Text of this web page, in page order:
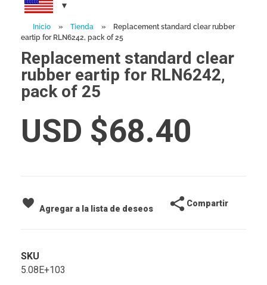
Inicio » Tienda »
Replacement standard clear rubber
eartip for RLN6242, pack of 25
Replacement standard clear
rubber eartip for RLN6242,
pack of 25
USD $68.40
Agregar a la lista de deseos
Compartir
SKU
5.08E+103